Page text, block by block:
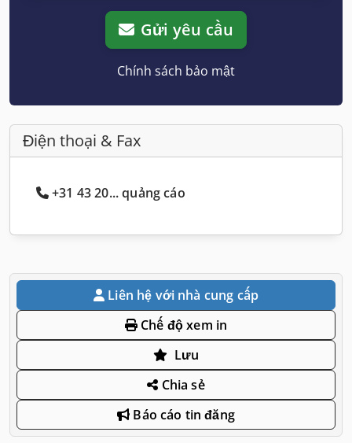
Gửi yêu cầu
Chính sách bảo mật
Điện thoại & Fax
+31 43 20... quảng cáo
Liên hệ với nhà cung cấp
Chế độ xem in
Lưu
Chia sẻ
Báo cáo tin đăng